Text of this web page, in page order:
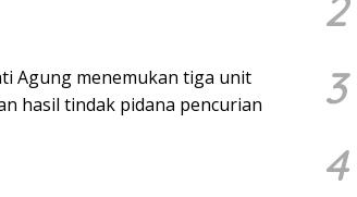
Agung menemukan tiga unit
hasil tindak pidana pencurian
3
4